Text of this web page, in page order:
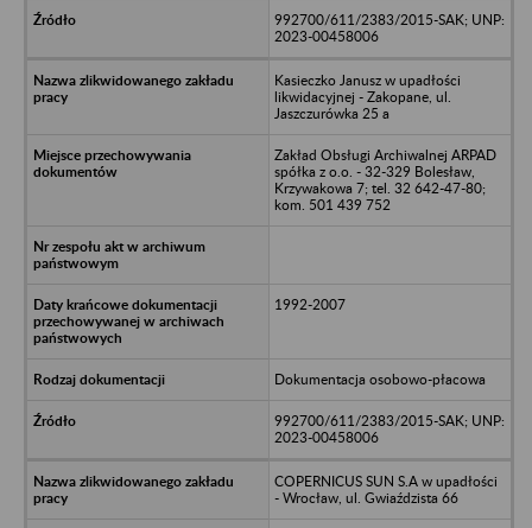
992700/611/2383/2015-SAK; UNP:
2023-00458006
Kasieczko Janusz w upadłości
likwidacyjnej - Zakopane, ul.
Jaszczurówka 25 a
Zakład Obsługi Archiwalnej ARPAD
spółka z o.o. - 32-329 Bolesław,
Krzywakowa 7; tel. 32 642-47-80;
kom. 501 439 752
1992-2007
Dokumentacja osobowo-płacowa
992700/611/2383/2015-SAK; UNP:
2023-00458006
COPERNICUS SUN S.A w upadłości
- Wrocław, ul. Gwiaździsta 66